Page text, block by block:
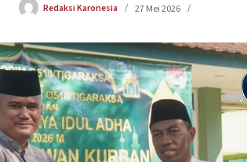
Redaksi Karonesia 27 Mei 2026